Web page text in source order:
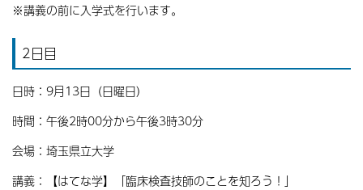
※講義の前に入学式を行います。
2日目
日時：9月13日（日曜日）
時間：午後2時00分から午後3時30分
会場：埼玉県立大学
講義：【はてな学】「臨床検査技師のことを知ろう！」